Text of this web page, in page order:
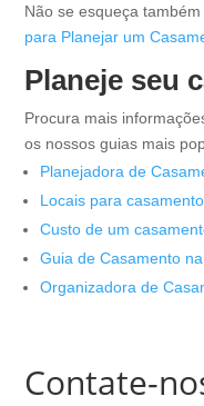
Não se esqueça
para Planejar um
Planeje seu
Procura mais
os nossos guias mais
Planejadora de
Locais para
Custo de um
Guia de Casamento
Organizadora de
Contate-